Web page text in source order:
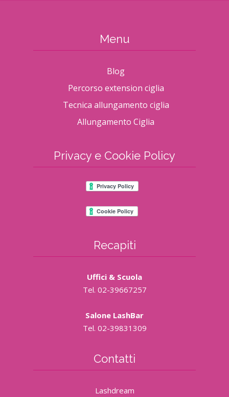
Menu
Blog
Percorso extension ciglia
Tecnica allungamento ciglia
Allungamento Ciglia
Privacy e Cookie Policy
Recapiti
Uffici & Scuola
Tel. 02-39667257
Salone LashBar
Tel. 02-39831309
Contatti
Lashdream